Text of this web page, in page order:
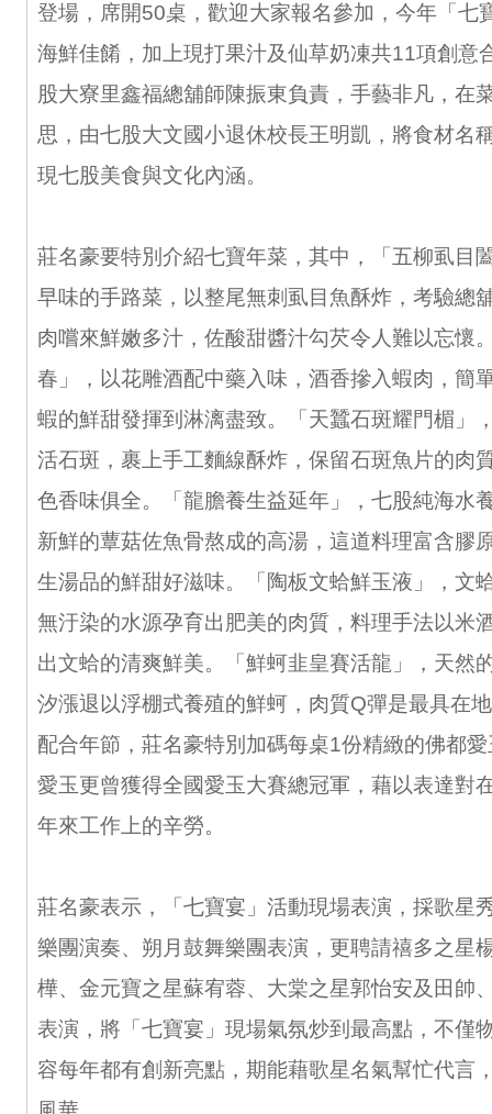
登場，席開50桌，歡迎大家報名參加，今年「七
海鮮佳餚，加上現打果汁及仙草奶凍共11項創意
股大寮里鑫福總舖師陳振東負責，手藝非凡，在
思，由七股大文國小退休校長王明凱，將食材名
現七股美食與文化內涵。
莊名豪要特別介紹七寶年菜，其中，「五柳虱目
早味的手路菜，以整尾無刺虱目魚酥炸，考驗總
肉嚐來鮮嫩多汁，佐酸甜醬汁勾芡令人難以忘懷
春」，以花雕酒配中藥入味，酒香摻入蝦肉，簡
蝦的鮮甜發揮到淋漓盡致。「天蠶石斑耀門楣」
活石斑，裹上手工麵線酥炸，保留石斑魚片的肉
色香味俱全。「龍膽養生益延年」，七股純海水
新鮮的蕈菇佐魚骨熬成的高湯，這道料理富含膠
生湯品的鮮甜好滋味。「陶板文蛤鮮玉液」，文
無汙染的水源孕育出肥美的肉質，料理手法以米
出文蛤的清爽鮮美。「鮮蚵韭皇賽活龍」，天然
汐漲退以浮棚式養殖的鮮蚵，肉質Q彈是最具在
配合年節，莊名豪特別加碼每桌1份精緻的佛都
愛玉更曾獲得全國愛玉大賽總冠軍，藉以表達對
年來工作上的辛勞。
莊名豪表示，「七寶宴」活動現場表演，採歌星
樂團演奏、朔月鼓舞樂團表演，更聘請禧多之星
樺、金元寶之星蘇宥蓉、大棠之星郭怡安及田帥
表演，將「七寶宴」現場氣氛炒到最高點，不僅
容每年都有創新亮點，期能藉歌星名氣幫忙代言